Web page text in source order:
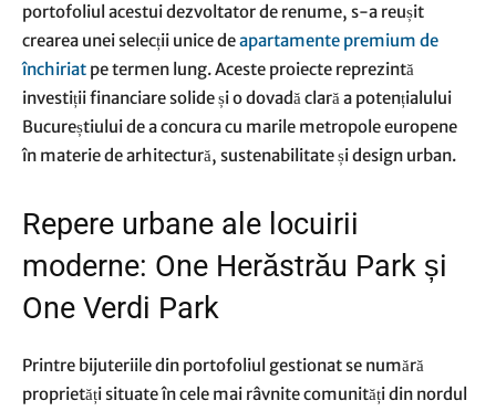
portofoliul acestui dezvoltator de renume, s-a reușit
crearea unei selecții unice deapartamente premium de
închiriat pe termen lung. Aceste proiecte reprezintă
investiții financiare solide și o dovadă clară a potențialului
Bucureștiului de a concura cu marile metropole europene
în materie de arhitectură, sustenabilitate și design urban.
Repere urbane ale locuirii
moderne: One Herăstrău Park și
One Verdi Park
Printre bijuteriile din portofoliul gestionat se numără
proprietăți situate în cele mai râvnite comunități din nordul